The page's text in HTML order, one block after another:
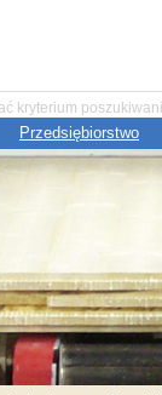
Przedsiębiorstwo